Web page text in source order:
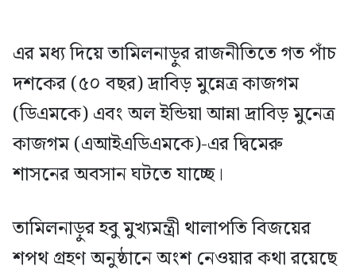
এর মধ্য দিয়ে তামিলনাড়ুর রাজনীতিতে গত পাঁচ
দশকের (৫০ বছর) দ্রাবিড় মুন্নেত্র কাজগম
(ডিএমকে) এবং অল ইন্ডিয়া আন্না দ্রাবিড় মুনেত্র
কাজগম (এআইএডিএমকে)-এর দ্বিমেরু
শাসনের অবসান ঘটতে যাচ্ছে।
তামিলনাড়ুর হবু মুখ্যমন্ত্রী থালাপতি বিজয়ের
শপথ গ্রহণ অনুষ্ঠানে অংশ নেওয়ার কথা রয়েছে